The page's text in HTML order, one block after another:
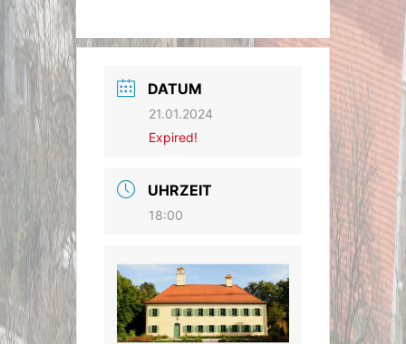
DATUM
21.01.2024
Expired!
UHRZEIT
18:00